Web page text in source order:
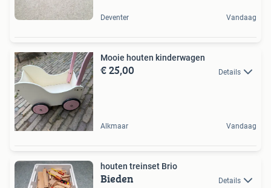
Deventer Vandaag
Mooie houten kinderwagen
€ 25,00 Details
Alkmaar Vandaag
houten treinset Brio
Bieden Details